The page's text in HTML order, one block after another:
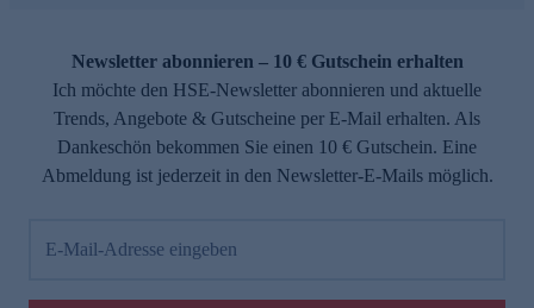
Newsletter abonnieren – 10 € Gutschein erhalten
Ich möchte den HSE-Newsletter abonnieren und aktuelle
Trends, Angebote & Gutscheine per E-Mail erhalten. Als
Dankeschön bekommen Sie einen 10 € Gutschein. Eine
Abmeldung ist jederzeit in den Newsletter-E-Mails möglich.
E-Mail-Adresse eingeben